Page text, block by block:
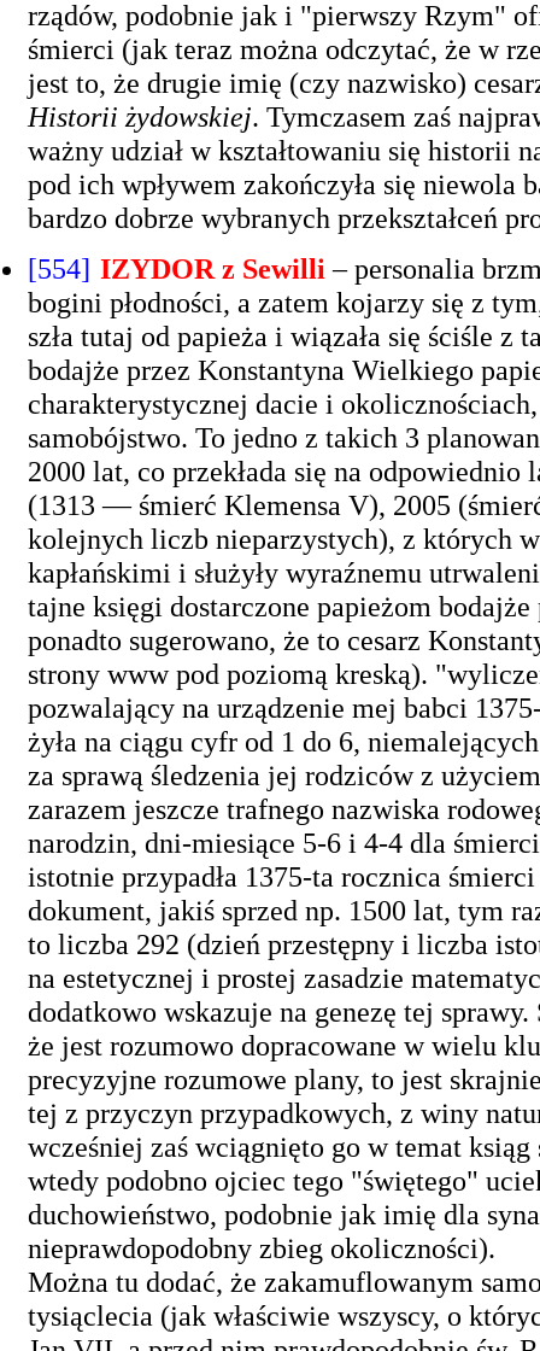
rządów, podobnie jak i "pierwszy Rzym"
śmierci (jak teraz można odczytać, że w
jest to, że drugie imię (czy nazwisko)
Historii żydowskiej. Tymczasem zaś
ważny udział w kształtowaniu się historii
pod ich wpływem zakończyła się niewola
bardzo dobrze wybranych przekształceń
[554] IZYDOR z Sewilli – personalia
bogini płodności, a zatem kojarzy się z
szła tutaj od papieża i wiązała się ściśle
bodajże przez Konstantyna Wielkiego
charakterystycznej dacie i
samobójstwo. To jedno z takich 3
2000 lat, co przekłada się na
(1313 — śmierć Klemensa V), 2005
kolejnych liczb nieparzystych), z których
kapłańskimi i służyły wyraźnemu
tajne księgi dostarczone papieżom
ponadto sugerowano, że to cesarz
strony www pod poziomą kreską).
pozwalający na urządzenie mej babci
żyła na ciągu cyfr od 1 do 6,
za sprawą śledzenia jej rodziców z
zarazem jeszcze trafnego nazwiska
narodzin, dni-miesiące 5-6 i 4-4 dla
istotnie przypadła 1375-ta rocznica
dokument, jakiś sprzed np. 1500 lat, tym
to liczba 292 (dzień przestępny i liczba
na estetycznej i prostej zasadzie
dodatkowo wskazuje na genezę tej
że jest rozumowo dopracowane w wielu
precyzyjne rozumowe plany, to jest
tej z przyczyn przypadkowych, z winy
wcześniej zaś wciągnięto go w temat
wtedy podobno ojciec tego "świętego"
duchowieństwo, podobnie jak imię dla
nieprawdopodobny zbieg okoliczności).
Można tu dodać, że zakamuflowanym
tysiąclecia (jak właściwie wszyscy, o